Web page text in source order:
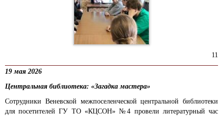
11
19 мая 2026
Центральная библиотека: «Загадка мастера»
Сотрудники Веневской межпоселенческой центральной библиотеки
для посетителей ГУ ТО «КЦСОН» №4 провели литературный час